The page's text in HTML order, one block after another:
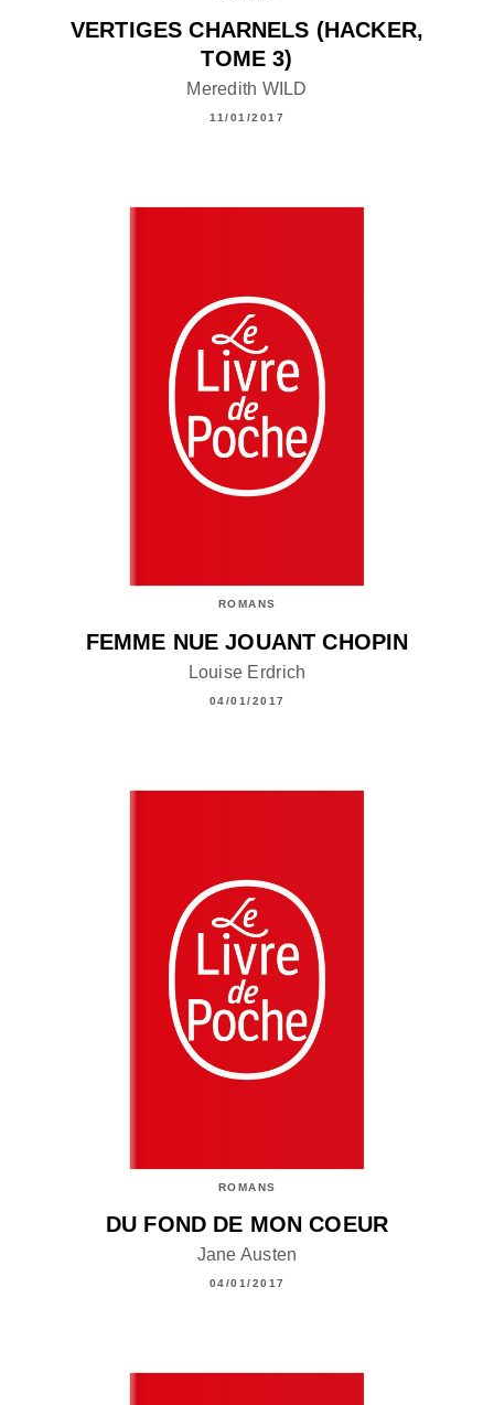
VERTIGES CHARNELS (HACKER,
TOME 3)
Meredith WILD
11/01/2017
ROMANS
FEMME NUE JOUANT CHOPIN
Louise Erdrich
04/01/2017
ROMANS
DU FOND DE MON COEUR
Jane Austen
04/01/2017